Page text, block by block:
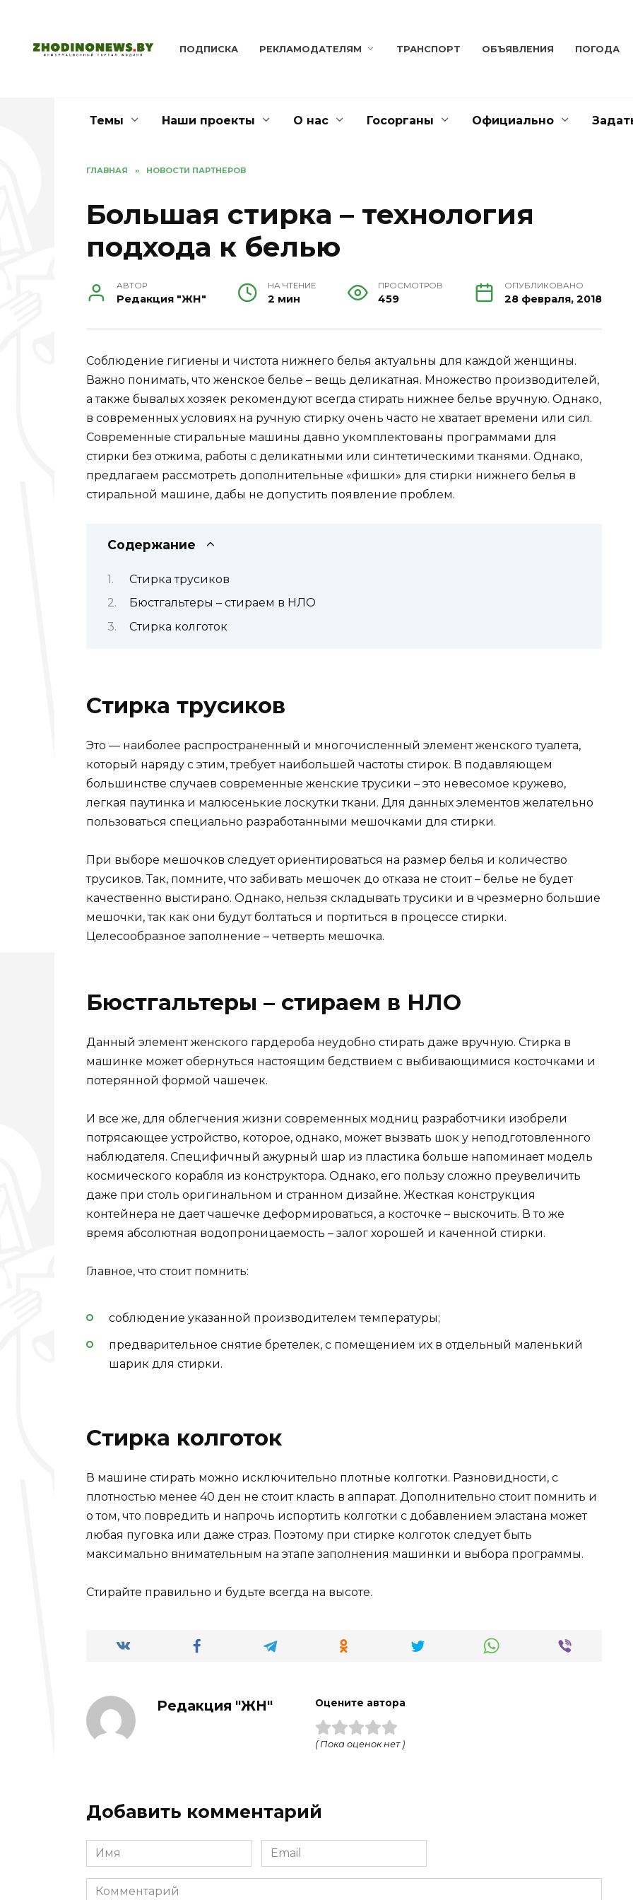
содержанию
ПОДПИСКА РЕКЛАМОДАТЕЛЯМ ТРАНСПОРТ ОБЪЯВЛЕНИЯ ПОГОДА
Темы Наши проекты О нас Госорганы Официально
ГЛАВНАЯ » НОВОСТИ ПАРТНЕРОВ
Большая стирка – технология
подхода к белью
АВТОР
Редакция "ЖН"
НА ЧТЕНИЕ
2 мин
ПРОСМОТРОВ
459
ОПУБЛИКОВАНО
28 февраля, 2018
Соблюдение гигиены и чистота нижнего белья актуальны для каждой женщины.
Важно понимать, что женское белье – вещь деликатная. Множество производителей,
а также бывалых хозяек рекомендуют всегда стирать нижнее белье вручную. Однако,
в современных условиях на ручную стирку очень часто не хватает времени или сил.
Современные стиральные машины давно укомплектованы программами для
стирки без отжима, работы с деликатными или синтетическими тканями. Однако,
предлагаем рассмотреть дополнительные «фишки» для стирки нижнего белья в
стиральной машине, дабы не допустить появление проблем.
Содержание
Стирка трусиков
Бюстгальтеры – стираем в НЛО
Стирка колготок
Стирка трусиков
Это — наиболее распространенный и многочисленный элемент женского туалета,
который наряду с этим, требует наибольшей частоты стирок. В подавляющем
большинстве случаев современные женские трусики – это невесомое кружево,
легкая паутинка и малюсенькие лоскутки ткани. Для данных элементов желательно
пользоваться специально разработанными мешочками для стирки.
При выборе мешочков следует ориентироваться на размер белья и количество
трусиков. Так, помните, что забивать мешочек до отказа не стоит – белье не будет
качественно выстирано. Однако, нельзя складывать трусики и в чрезмерно большие
мешочки, так как они будут болтаться и портиться в процессе стирки.
Целесообразное заполнение – четверть мешочка.
Бюстгальтеры – стираем в НЛО
Данный элемент женского гардероба неудобно стирать даже вручную. Стирка в
машинке может обернуться настоящим бедствием с выбивающимися косточками и
потерянной формой чашечек.
И все же, для облегчения жизни современных модниц разработчики изобрели
потрясающее устройство, которое, однако, может вызвать шок у неподготовленного
наблюдателя. Специфичный ажурный шар из пластика больше напоминает модель
космического корабля из конструктора. Однако, его пользу сложно преувеличить
даже при столь оригинальном и странном дизайне. Жесткая конструкция
контейнера не дает чашечке деформироваться, а косточке – выскочить. В то же
время абсолютная водопроницаемость – залог хорошей и каченной стирки.
Главное, что стоит помнить:
соблюдение указанной производителем температуры;
предварительное снятие бретелек, с помещением их в отдельный маленький
шарик для стирки.
Стирка колготок
В машине стирать можно исключительно плотные колготки. Разновидности, с
плотностью менее 40 ден не стоит класть в аппарат. Дополнительно стоит помнить и
о том, что повредить и напрочь испортить колготки с добавлением эластана может
любая пуговка или даже страз. Поэтому при стирке колготок следует быть
максимально внимательным на этапе заполнения машинки и выбора программы.
Стирайте правильно и будьте всегда на высоте.
Редакция "ЖН" Оцените автора
( Пока оценок нет )
Добавить комментарий
Имя
*
Email
*
Комментарий